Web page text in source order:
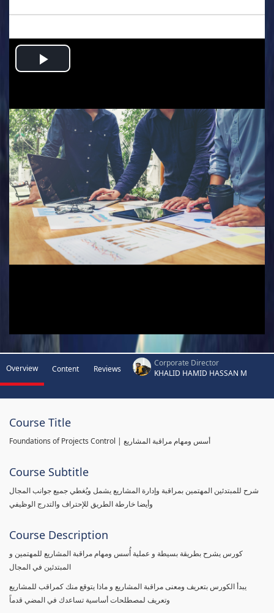
Play
Overview Content Reviews
Corporate Director
KHALID HAMID HASSAN M
Course Title
Foundations of Projects Control | أسس ومهام مراقبة المشاريع
Course Subtitle
شرح للمبتدئين المهتمين بمراقبة وإدارة المشاريع يشمل ويُغطي جميع جوانب المجال
وأيضا خارطة الطريق للإحتراف والتدرج الوظيفي
Course Description
كورس يشرح بطريقة بسيطة و عملية أُسس ومهام مراقبة المشاريع للمهتمين و
المبتدئين في المجال
يبدأ الكورس بتعريف ومعنى مراقبة المشاريع و ماذا يتوقع منك كمراقب للمشاريع
وتعريف لمصطلحات أساسية تساعدك في المضي قدماً